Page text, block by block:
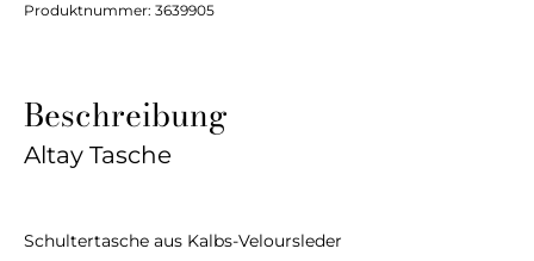
Produktnummer: 3639905
Beschreibung
Altay Tasche
Schultertasche aus Kalbs-Veloursleder